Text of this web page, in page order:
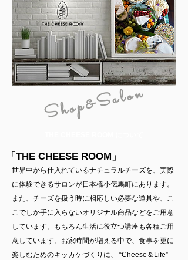
Shop&Salon
「THE CHEESE ROOM」
世界中から仕入れているナチュラルチーズを、実際
に体験できるサロンが日本橋小伝馬町にあります。
また、チーズを扱う時に相応しい必要な道具や、こ
こでしか手に入らないオリジナル商品などをご用意
しています。もちろん生活に役立つ講座も各種ご用
意しています。お家時間が増える中で、食事を更に
楽しむためのキッカケづくりに、 “Cheese＆Life”